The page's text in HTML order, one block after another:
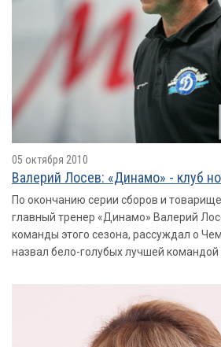
05 октября 2010
Валерий Лосев: «Динамо» - клуб
По окончанию серии сборов и
главный тренер «Динамо» Валерий
команды этого сезона, рассуждал о
назвал бело-голубых лучшей командой